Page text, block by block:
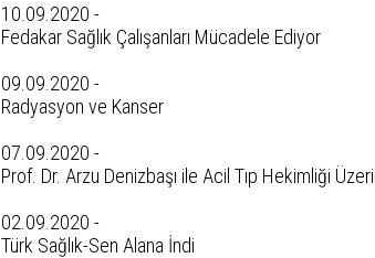
10.09.2020 -
Fedakar Sağlık Çalışanları Mücadele Ediyor
09.09.2020 -
Radyasyon ve Kanser
07.09.2020 -
Prof. Dr. Arzu Denizbaşı ile Acil Tıp Hekimliği
02.09.2020 -
Türk Sağlık-Sen Alana İndi